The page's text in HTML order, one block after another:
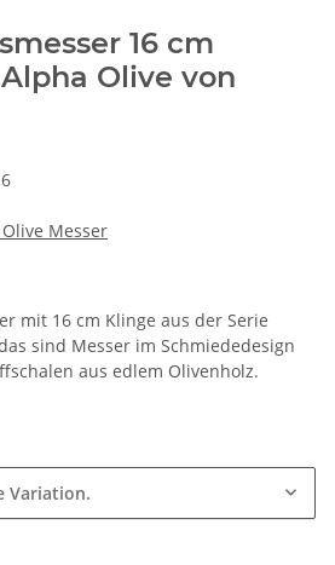
16 cm
Olive von
Messer
mit 16 cm Klinge aus der Serie
sind Messer im Schmiededesign
aus edlem Olivenholz.
Variation.